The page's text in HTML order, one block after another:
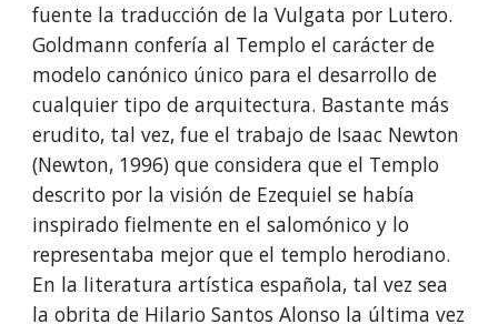
fuente la traducción de la Vulgata por Lutero.
Goldmann confería al Templo el carácter de
modelo canónico único para el desarrollo de
cualquier tipo de arquitectura. Bastante más
erudito, tal vez, fue el trabajo de Isaac Newton
(Newton, 1996) que considera que el Templo
descrito por la visión de Ezequiel se había
inspirado fielmente en el salomónico y lo
representaba mejor que el templo herodiano.
En la literatura artística española, tal vez sea
la obrita de Hilario Santos Alonso la última vez